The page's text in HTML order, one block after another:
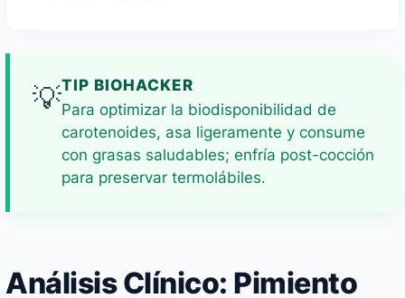
💡TIP BIOHACKER
Para optimizar la biodisponibilidad de
carotenoides, asa ligeramente y consume
con grasas saludables; enfría post-cocción
para preservar termolábiles.
Análisis Clínico: Pimiento